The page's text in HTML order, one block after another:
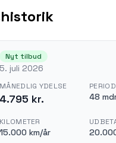
Nyt tilbud
5. juli 2026
MÅNEDLIG YDELSE
4.795 kr. 48
KILOMETER
15.000 km/år